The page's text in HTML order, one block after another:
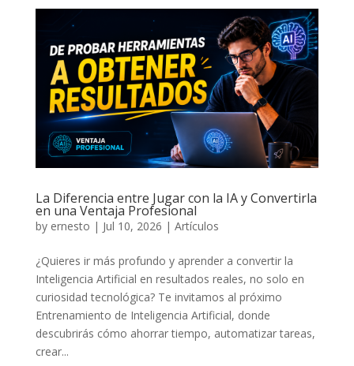
La Diferencia entre Jugar con la IA y Convertirla
en una Ventaja Profesional
by ernesto | Jul 10, 2026 | Artículos
¿Quieres ir más profundo y aprender a convertir la
Inteligencia Artificial en resultados reales, no solo en
curiosidad tecnológica? Te invitamos al próximo
Entrenamiento de Inteligencia Artificial, donde
descubrirás cómo ahorrar tiempo, automatizar tareas,
crear...